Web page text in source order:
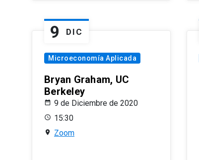
9 DIC
Microeconomía Aplicada
Bryan Graham, UC
Berkeley
9 de Diciembre de 2020
15:30
Zoom